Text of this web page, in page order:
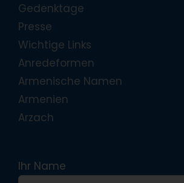
Gedenktage
Presse
Wichtige Links
Anredeformen
Armenische Namen
Armenien
Arzach
Ihr Name